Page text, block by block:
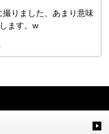
りました、あまり意味
ます。w